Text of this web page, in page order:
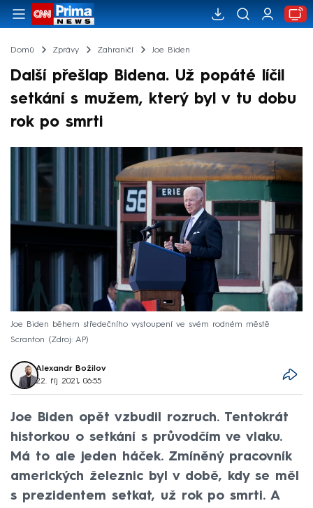
Domů Zprávy Zahraničí Joe Biden
Další přešlap Bidena. Už popáté líčil
setkání s mužem, který byl v tu dobu
rok po smrti
Joe Biden během středečního vystoupení ve svém rodném městě
Scranton
Zdroj: AP
Alexandr Božilov
22. říj 2021, 06:55
Joe Biden opět vzbudil rozruch. Tentokrát
historkou o setkání s průvodčím ve vlaku.
Má to ale jeden háček. Zmíněný pracovník
amerických železnic byl v době, kdy se měl
s prezidentem setkat, už rok po smrti. A